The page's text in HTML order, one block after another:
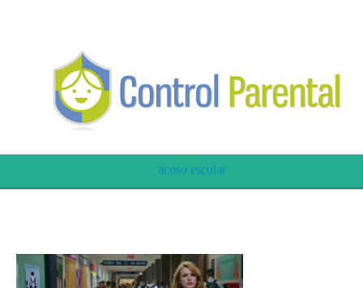
acoso escolar